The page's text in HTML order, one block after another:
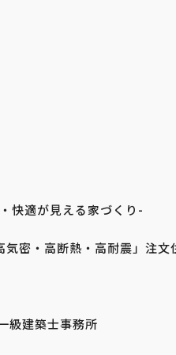
快適が見える家づくり-
気密・高断熱・高耐震」注
級建築士事務所